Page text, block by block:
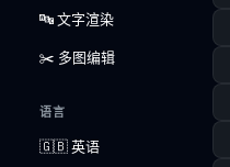
🔤 文字渲染
✂️ 多图编辑
语言
🇬🇧 英语